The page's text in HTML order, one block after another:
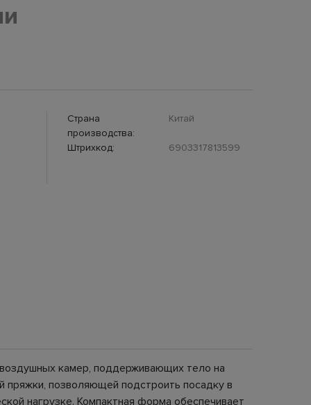
Страна
производства:
Китай
Штрихкод: 6903317813599
камер, поддерживающих тело на
позволяющей подстроить посадку в
нагрузке. Компактная форма обеспечивает